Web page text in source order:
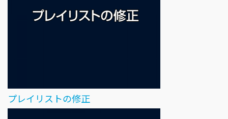
プレイリストの修正